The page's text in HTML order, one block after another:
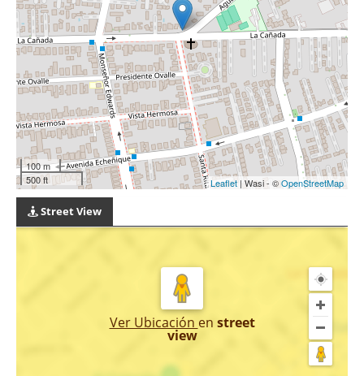
100 m
500 ft
Leaflet | Wasi - ©OpenStreetMap
Street View
Ver Ubicación en street
view